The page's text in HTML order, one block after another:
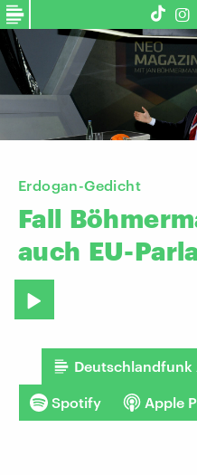
Erdogan-Gedicht
Fall
auch EU-
Deutschlandfunk
Spotify Apple